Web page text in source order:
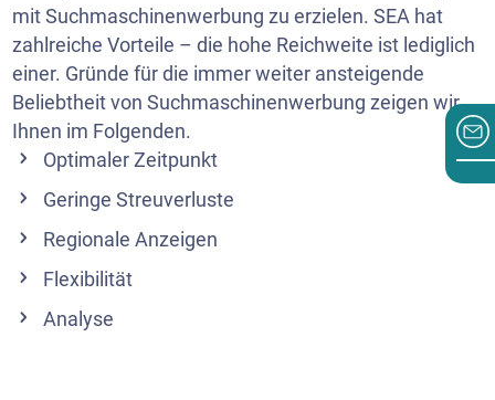
mit Suchmaschinenwerbung zu erzielen. SEA hat
zahlreiche Vorteile – die hohe Reichweite ist lediglich
einer. Gründe für die immer weiter ansteigende
Beliebtheit von Suchmaschinenwerbung zeigen wir
Ihnen im Folgenden.
Optimaler Zeitpunkt
Geringe Streuverluste
Regionale Anzeigen
Flexibilität
Analyse